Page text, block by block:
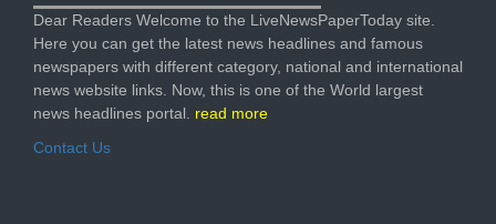
Dear Readers Welcome to the LiveNewsPaperToday site.
Here you can get the latest news headlines and famous
newspapers with different category, national and international
news website links. Now, this is one of the World largest
news headlines portal. read more
Contact Us